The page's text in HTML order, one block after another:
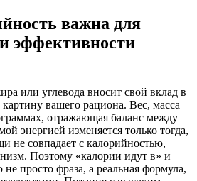
важна для
эффективности
или углевода вносит свой вклад в
вашего рациона. Вес, масса
отражающая баланс между
энергией изменяется только тогда,
не совпадает с калорийностью,
Поэтому «калории идут в» и
просто фраза, а реальная формула,